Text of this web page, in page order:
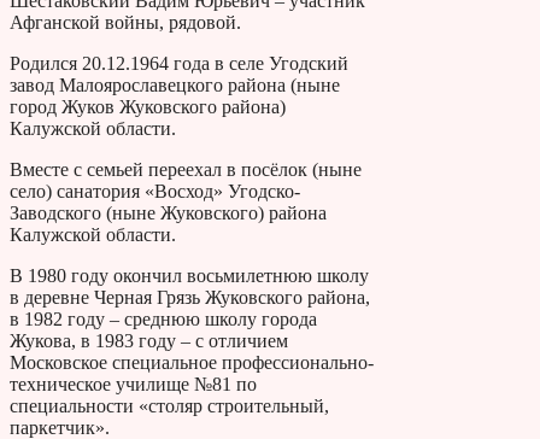
Афганской войны, рядовой.
Родился 20.12.1964 года в селе Угодский
завод Малоярославецкого района (ныне
город Жуков Жуковского района)
Калужской области.
Вместе с семьей переехал в посёлок (ныне
село) санатория «Восход» Угодско-
Заводского (ныне Жуковского) района
Калужской области.
В 1980 году окончил восьмилетнюю школу
в деревне Черная Грязь Жуковского района,
в 1982 году – среднюю школу города
Жукова, в 1983 году – с отличием
Московское специальное профессионально-
техническое училище №81 по
специальности «столяр строительный,
паркетчик».